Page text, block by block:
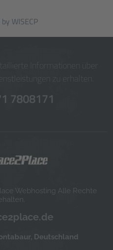
WISECP
Informationen über
zu erhalten.
7808171
Webhosting Alle Rechte
Deutschland